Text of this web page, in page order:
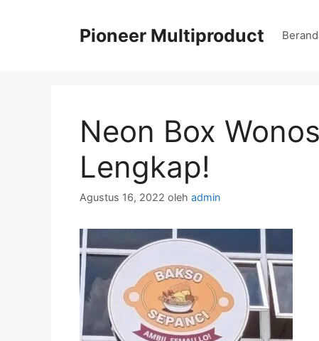
Pioneer Multiproduct
Neon Box
Lengkap!
Agustus 16, 2022 oleh admin